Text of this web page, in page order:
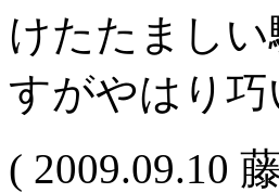
けたたまし
すがやはり巧
( 2009.09.10